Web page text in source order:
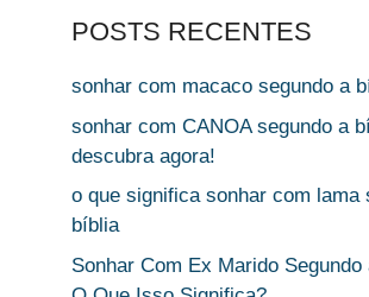
POSTS RECENTES
sonhar com macaco segundo a
sonhar com CANOA segundo a
descubra agora!
o que significa sonhar com lama
bíblia
Sonhar Com Ex Marido